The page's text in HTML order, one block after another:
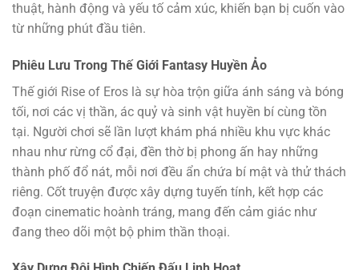
thuật, hành động và yếu tố cảm xúc, khiến bạn bị cuốn vào
từ những phút đầu tiên.
Phiêu Lưu Trong Thế Giới Fantasy Huyền Ảo
Thế giới Rise of Eros là sự hòa trộn giữa ánh sáng và bóng
tối, nơi các vị thần, ác quỷ và sinh vật huyền bí cùng tồn
tại. Người chơi sẽ lần lượt khám phá nhiều khu vực khác
nhau như rừng cổ đại, đền thờ bị phong ấn hay những
thành phố đổ nát, mỗi nơi đều ẩn chứa bí mật và thử thách
riêng. Cốt truyện được xây dựng tuyến tính, kết hợp các
đoạn cinematic hoành tráng, mang đến cảm giác như
đang theo dõi một bộ phim thần thoại.